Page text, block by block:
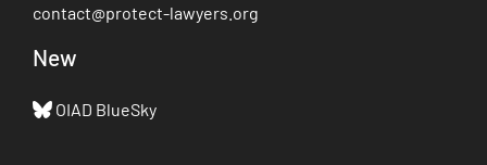
contact@protect-lawyers.org
New
OIAD BlueSky